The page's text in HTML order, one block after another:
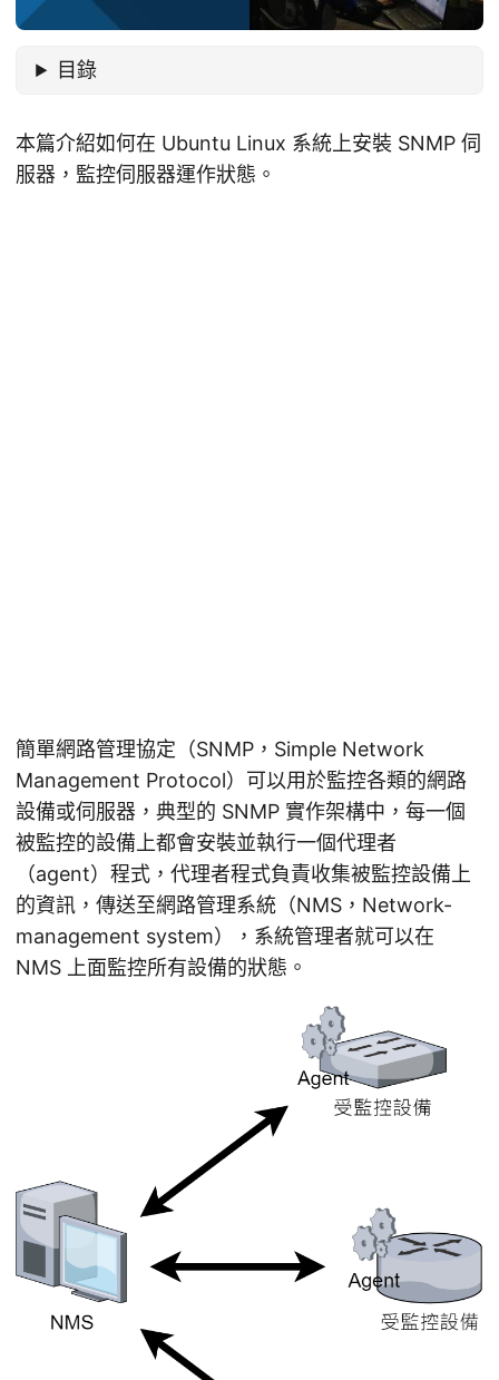
目錄
本篇介紹如何在 Ubuntu Linux 系統上安裝 SNMP 伺
服器，監控伺服器運作狀態。
簡單網路管理協定（SNMP，Simple Network
Management Protocol）可以用於監控各類的網路
設備或伺服器，典型的 SNMP 實作架構中，每一個
被監控的設備上都會安裝並執行一個代理者
（agent）程式，代理者程式負責收集被監控設備上
的資訊，傳送至網路管理系統（NMS，Network-
management system），系統管理者就可以在
NMS 上面監控所有設備的狀態。